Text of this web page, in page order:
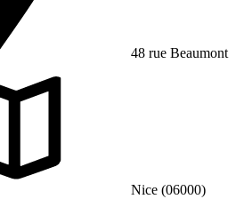
48 rue Beaumont
Nice (06000)